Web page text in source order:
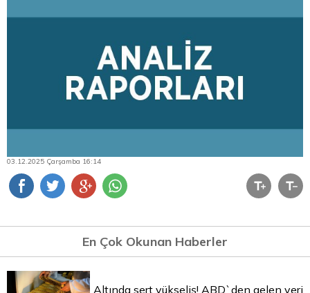
03.12.2025 Çarşamba 16:14
En Çok Okunan Haberler
Altında sert yükseliş! ABD`den gelen veri